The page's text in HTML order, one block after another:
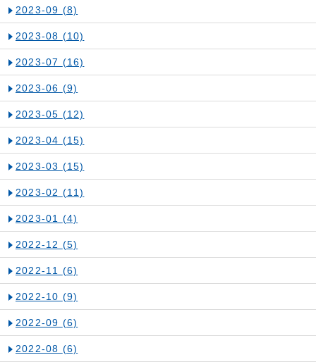
2023-09 (8)
2023-08 (10)
2023-07 (16)
2023-06 (9)
2023-05 (12)
2023-04 (15)
2023-03 (15)
2023-02 (11)
2023-01 (4)
2022-12 (5)
2022-11 (6)
2022-10 (9)
2022-09 (6)
2022-08 (6)